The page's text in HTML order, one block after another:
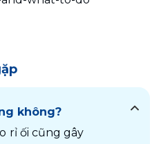
không?
rỉ ối cũng gây